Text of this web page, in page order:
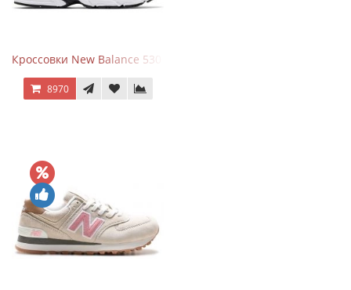
Кроссовки New Balance 530 White Silver Metallic
8970